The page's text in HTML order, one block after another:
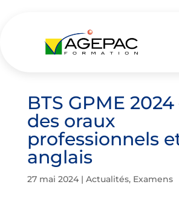
BTS GPME
des oraux
professionnels
anglais
27 mai 2024| Actualités, Examens